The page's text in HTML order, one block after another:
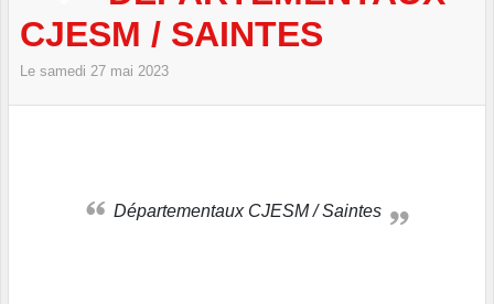
CJESM / SAINTES
Le samedi 27 mai 2023
Départementaux CJESM / Saintes